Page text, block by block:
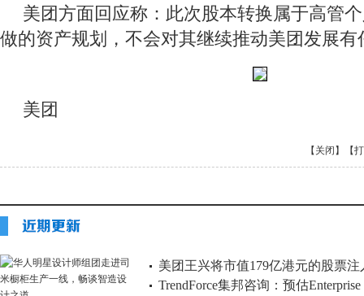
美团方面回应称：此次股本转换属于高管
做的资产规划，不会对其继续推动美团发展有
美团
【关闭】 【
美团王兴将市值179亿港元的股票
等
TrendForce集邦咨询：预估